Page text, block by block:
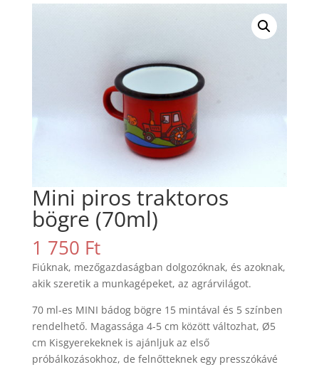
Mini piros traktoros
bögre (70ml)
1 750 Ft
Fiúknak, mezőgazdaságban dolgozóknak, és azoknak,
akik szeretik a munkagépeket, az agrárvilágot.
70 ml-es MINI bádog bögre 15 mintával és 5 színben
rendelhető. Magassága 4-5 cm között változhat, Ø5
cm Kisgyerekeknek is ajánljuk az első
próbálkozásokhoz, de felnőtteknek egy presszókávé